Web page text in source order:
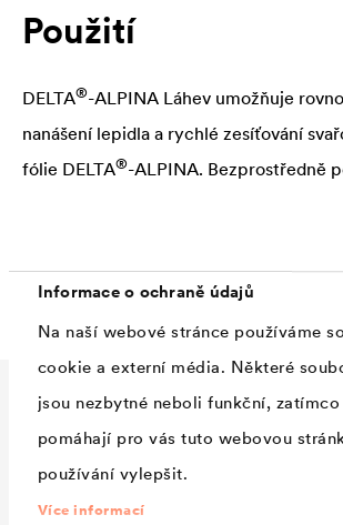
Informace o ochraně údajů
Na naší webové stránce používáme
cookie a externí média. Některé
jsou nezbytné neboli funkční, zatímco
pomáhají pro vás tuto webovou
používání vylepšit.
Více informací
Použití
DELTA®-ALPINA Láhev umožňuje
nanášení lepidla a rychlé zesíťování
fólie DELTA®-ALPINA. Bezprostředně
Verlegehinweisen.
Technické údaje
DELTA®-ALPINA